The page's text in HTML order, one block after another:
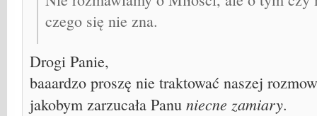
czego się nie zna.
Drogi Panie,
baaardzo proszę nie traktować naszej
jakobym zarzucała Panu niecne zamiary.